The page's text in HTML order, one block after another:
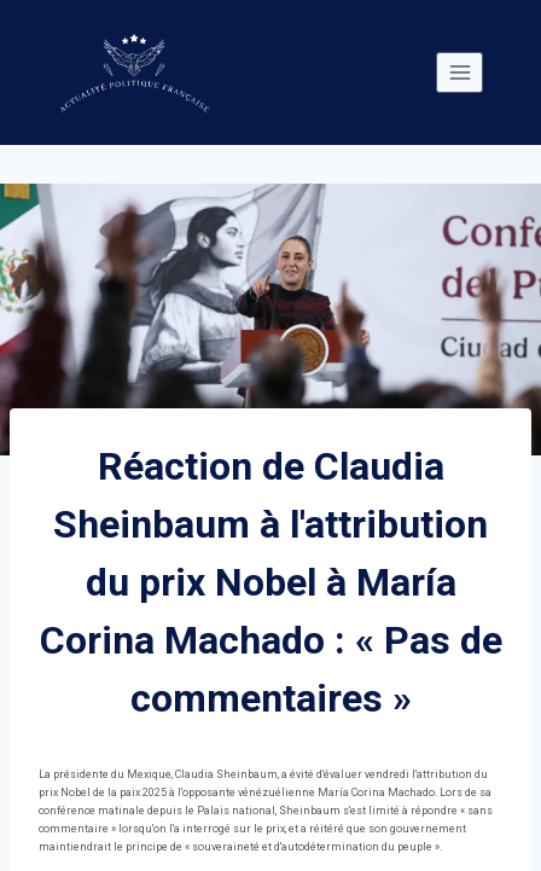
Réaction de Claudia
Sheinbaum à l'attribution
du prix Nobel à María
Corina Machado : « Pas de
commentaires »
La présidente du Mexique, Claudia Sheinbaum, a évité d'évaluer vendredi l'attribution du
prix Nobel de la paix 2025 à l'opposante vénézuélienne María Corina Machado. Lors de sa
conférence matinale depuis le Palais national, Sheinbaum s'est limité à répondre « sans
commentaire » lorsqu'on l'a interrogé sur le prix, et a réitéré que son gouvernement
maintiendrait le principe de « souveraineté et d'autodétermination du peuple ».